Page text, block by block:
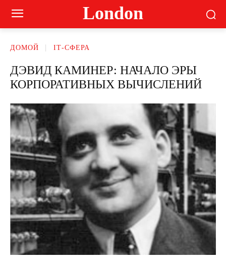
London
ДОМОЙ ІТ-СФЕРА
ДЭВИД КАМИНЕР: НАЧАЛО ЭРЫ
КОРПОРАТИВНЫХ ВЫЧИСЛЕНИЙ